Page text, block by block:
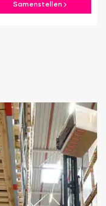
Samenstellen